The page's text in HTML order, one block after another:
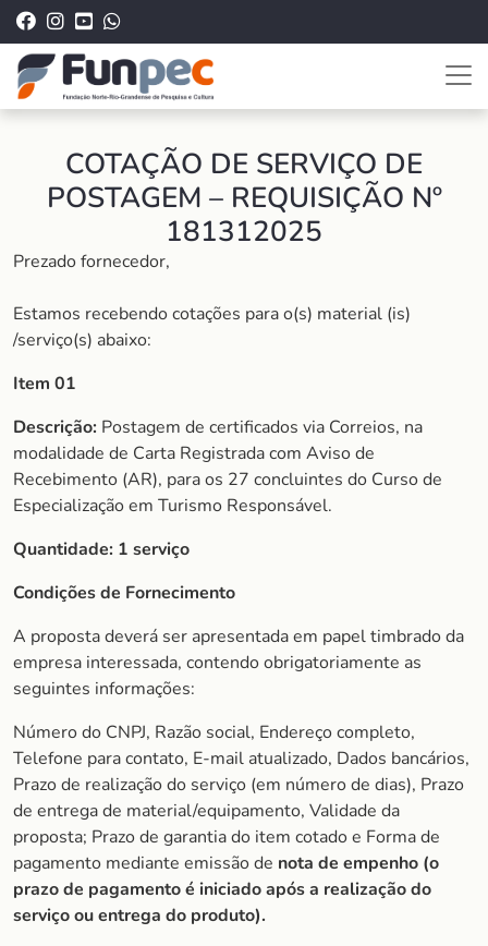
COTAÇÃO DE SERVIÇO DE
POSTAGEM – REQUISIÇÃO Nº
181312025
Prezado fornecedor,
Estamos recebendo cotações para o(s) material (is)
/serviço(s) abaixo:
Item 01
Descrição: Postagem de certificados via Correios, na
modalidade de Carta Registrada com Aviso de
Recebimento (AR), para os 27 concluintes do Curso de
Especialização em Turismo Responsável.
Quantidade: 1 serviço
Condições de Fornecimento
A proposta deverá ser apresentada em papel timbrado da
empresa interessada, contendo obrigatoriamente as
seguintes informações:
Número do CNPJ, Razão social, Endereço completo,
Telefone para contato, E-mail atualizado, Dados bancários,
Prazo de realização do serviço (em número de dias), Prazo
de entrega de material/equipamento, Validade da
proposta; Prazo de garantia do item cotado e Forma de
pagamento mediante emissão de nota de empenho (o
prazo de pagamento é iniciado após a realização do
serviço ou entrega do produto).